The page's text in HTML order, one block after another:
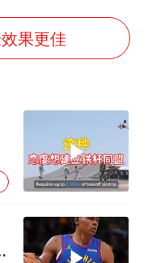
全体市民书》
灾或由烟头引起
从来没有“独立”过
棘2026》名单
36岁男演员成景区NPC后人气爆棚
人民的健康、体质、幸福一脉相承
果更佳